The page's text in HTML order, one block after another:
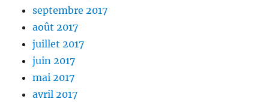
septembre 2017
août 2017
juillet 2017
juin 2017
mai 2017
avril 2017